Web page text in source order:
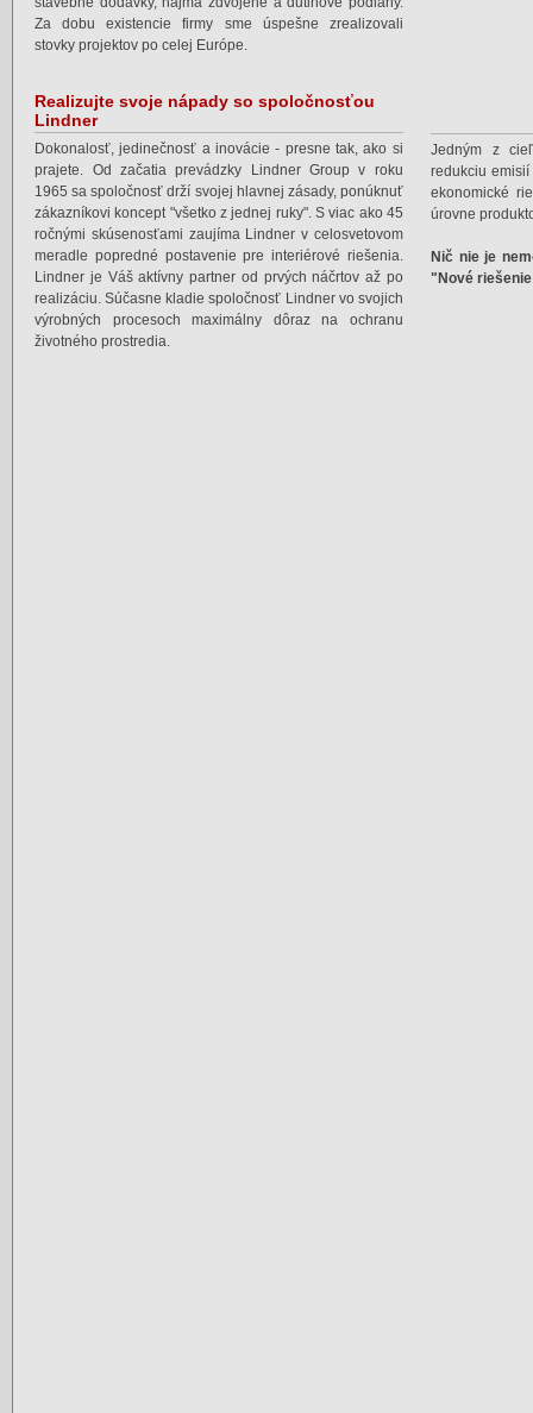
Za dobu existencie firmy sme úspešne zrealizovali
stovky projektov po celej Európe.
Realizujte svoje nápady so spoločnosťou
Lindner
Dokonalosť, jedinečnosť a inovácie - presne tak, ako si
prajete. Od začatia prevádzky Lindner Group v roku
1965 sa spoločnosť drží svojej hlavnej zásady, ponúknuť
zákazníkovi koncept "všetko z jednej ruky". S viac ako 45
ročnými skúsenosťami zaujíma Lindner v celosvetovom
meradle popredné postavenie pre interiérové riešenia.
Lindner je Váš aktívny partner od prvých náčrtov až po
realizáciu. Súčasne kladie spoločnosť Lindner vo svojich
výrobných procesoch maximálny dôraz na ochranu
životného prostredia.
Jedným z
redukciu
ekonomické
úrovne
Nič nie je
"Nové